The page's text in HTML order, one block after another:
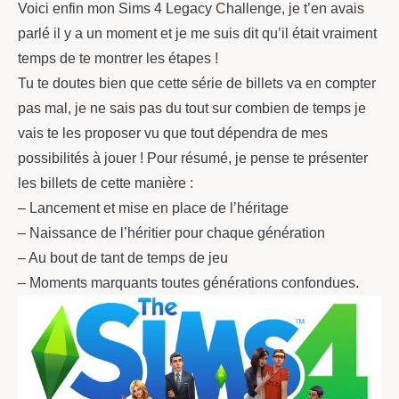
Voici enfin mon Sims 4 Legacy Challenge, je t’en avais
parlé il y a un moment et je me suis dit qu’il était vraiment
temps de te montrer les étapes !
Tu te doutes bien que cette série de billets va en compter
pas mal, je ne sais pas du tout sur combien de temps je
vais te les proposer vu que tout dépendra de mes
possibilités à jouer ! Pour résumé, je pense te présenter
les billets de cette manière :
– Lancement et mise en place de l’héritage
– Naissance de l’héritier pour chaque génération
– Au bout de tant de temps de jeu
– Moments marquants toutes générations confondues.